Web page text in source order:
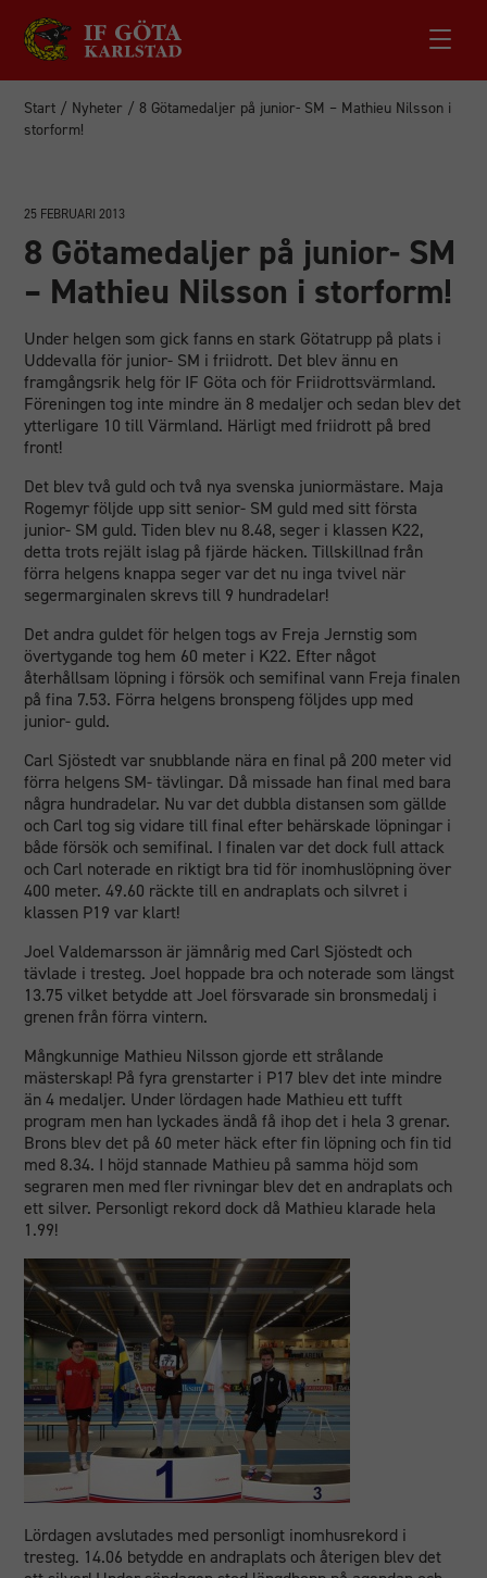
Start / Nyheter /8 Götamedaljer på junior- SM – Mathieu Nilsson i
storform!
25 FEBRUARI 2013
8 Götamedaljer på junior- SM
– Mathieu Nilsson i storform!
Under helgen som gick fanns en stark Götatrupp på plats i
Uddevalla för junior- SM i friidrott. Det blev ännu en
framgångsrik helg för IF Göta och för Friidrottsvärmland.
Föreningen tog inte mindre än 8 medaljer och sedan blev det
ytterligare 10 till Värmland. Härligt med friidrott på bred
front!
Det blev två guld och två nya svenska juniormästare. Maja
Rogemyr följde upp sitt senior- SM guld med sitt första
junior- SM guld. Tiden blev nu 8.48, seger i klassen K22,
detta trots rejält islag på fjärde häcken. Tillskillnad från
förra helgens knappa seger var det nu inga tvivel när
segermarginalen skrevs till 9 hundradelar!
Det andra guldet för helgen togs av Freja Jernstig som
övertygande tog hem 60 meter i K22. Efter något
återhållsam löpning i försök och semifinal vann Freja finalen
på fina 7.53. Förra helgens bronspeng följdes upp med
junior- guld.
Carl Sjöstedt var snubblande nära en final på 200 meter vid
förra helgens SM- tävlingar. Då missade han final med bara
några hundradelar. Nu var det dubbla distansen som gällde
och Carl tog sig vidare till final efter behärskade löpningar i
både försök och semifinal. I finalen var det dock full attack
och Carl noterade en riktigt bra tid för inomhuslöpning över
400 meter. 49.60 räckte till en andraplats och silvret i
klassen P19 var klart!
Joel Valdemarsson är jämnårig med Carl Sjöstedt och
tävlade i tresteg. Joel hoppade bra och noterade som längst
13.75 vilket betydde att Joel försvarade sin bronsmedalj i
grenen från förra vintern.
Mångkunnige Mathieu Nilsson gjorde ett strålande
mästerskap! På fyra grenstarter i P17 blev det inte mindre
än 4 medaljer. Under lördagen hade Mathieu ett tufft
program men han lyckades ändå få ihop det i hela 3 grenar.
Brons blev det på 60 meter häck efter fin löpning och fin tid
med 8.34. I höjd stannade Mathieu på samma höjd som
segraren men med fler rivningar blev det en andraplats och
ett silver. Personligt rekord dock då Mathieu klarade hela
1.99!
Lördagen avslutades med personligt inomhusrekord i
tresteg. 14.06 betydde en andraplats och återigen blev det